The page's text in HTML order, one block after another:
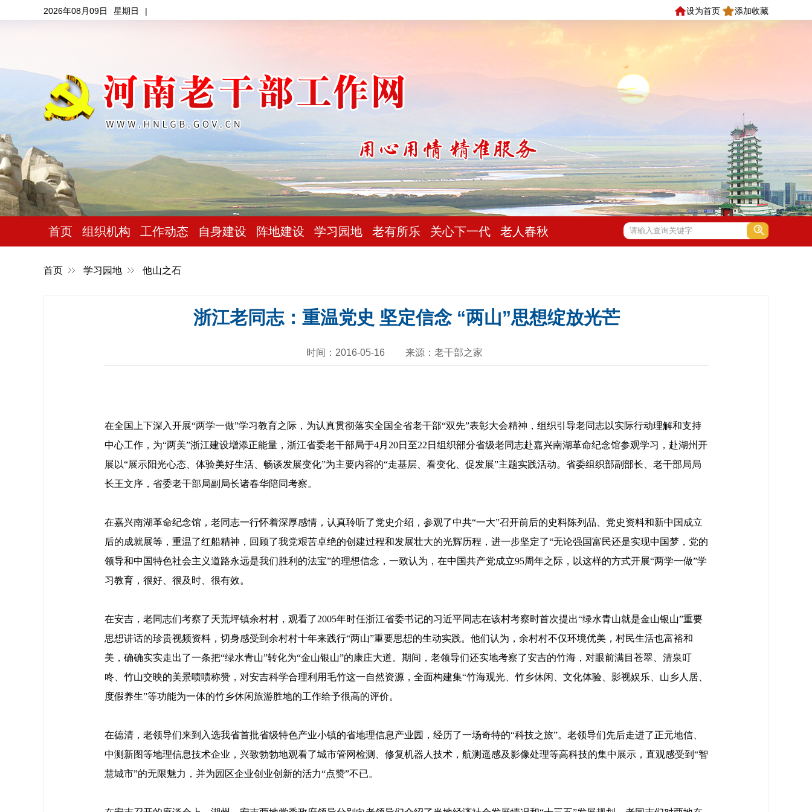
2026年08月09日 星期日 | 设为首页 添加收藏
首页 组织机构 工作动态 自身建设 阵地建设 学习园地 老有所乐 关心下一代 老人春秋
首页 学习园地 他山之石
浙江老同志：重温党史 坚定信念 “两山”思想绽放光芒
时间：2016-05-16 来源：老干部之家
在全国上下深入开展“两学一做”学习教育之际，为认真贯彻落实全国全省老干部“双先”表彰大会精神，组织引导老同志以实际行动理解和支持
中心工作，为“两美”浙江建设增添正能量，浙江省委老干部局于4月20日至22日组织部分省级老同志赴嘉兴南湖革命纪念馆参观学习，赴湖州开
展以“展示阳光心态、体验美好生活、畅谈发展变化”为主要内容的“走基层、看变化、促发展”主题实践活动。省委组织部副部长、老干部局局
长王文序，省委老干部局副局长诸春华陪同考察。
在嘉兴南湖革命纪念馆，老同志一行怀着深厚感情，认真聆听了党史介绍，参观了中共“一大”召开前后的史料陈列品、党史资料和新中国成立
后的成就展等，重温了红船精神，回顾了我党艰苦卓绝的创建过程和发展壮大的光辉历程，进一步坚定了“无论强国富民还是实现中国梦，党的
领导和中国特色社会主义道路永远是我们胜利的法宝”的理想信念，一致认为，在中国共产党成立95周年之际，以这样的方式开展“两学一做”学
习教育，很好、很及时、很有效。
在安吉，老同志们考察了天荒坪镇余村村，观看了2005年时任浙江省委书记的习近平同志在该村考察时首次提出“绿水青山就是金山银山”重要
思想讲话的珍贵视频资料，切身感受到余村村十年来践行“两山”重要思想的生动实践。他们认为，余村村不仅环境优美，村民生活也富裕和
美，确确实实走出了一条把“绿水青山”转化为“金山银山”的康庄大道。期间，老领导们还实地考察了安吉的竹海，对眼前满目苍翠、清泉叮
咚、竹山交映的美景啧啧称赞，对安吉科学合理利用毛竹这一自然资源，全面构建集“竹海观光、竹乡休闲、文化体验、影视娱乐、山乡人居、
度假养生”等功能为一体的竹乡休闲旅游胜地的工作给予很高的评价。
在德清，老领导们来到入选我省首批省级特色产业小镇的省地理信息产业园，经历了一场奇特的“科技之旅”。老领导们先后走进了正元地信、
中测新图等地理信息技术企业，兴致勃勃地观看了城市管网检测、修复机器人技术，航测遥感及影像处理等高科技的集中展示，直观感受到“智
慧城市”的无限魅力，并为园区企业创业创新的活力“点赞”不已。